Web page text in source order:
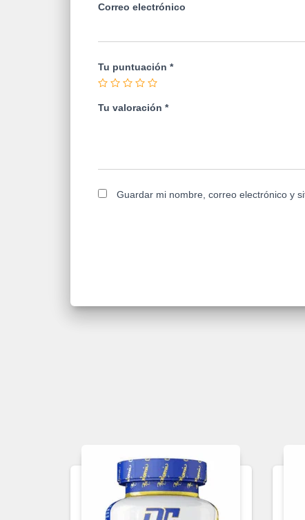
Correo electrónico
Tu puntuación *
Tu valoración *
Guardar mi nombre, correo electrónico y